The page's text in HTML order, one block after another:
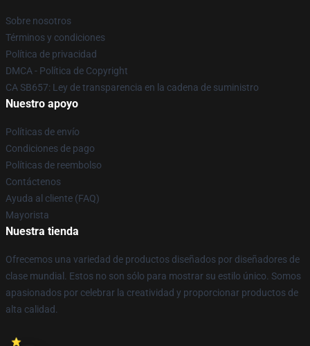
Sobre nosotros
Términos y condiciones
Política de privacidad
DMCA - Política de Copyright
CA SB657: Ley de transparencia en la cadena de suministro
Nuestro apoyo
Políticas de envío
Condiciones de pago
Políticas de reembolso
Contáctenos
Ayuda al cliente (FAQ)
Mayorista
Nuestra tienda
Ofrecemos una variedad de productos diseñados por diseñadores de
clase mundial. Estos no son sólo para mostrar su estilo único. Somos
apasionados por celebrar la creatividad y proporcionar productos de
alta calidad.